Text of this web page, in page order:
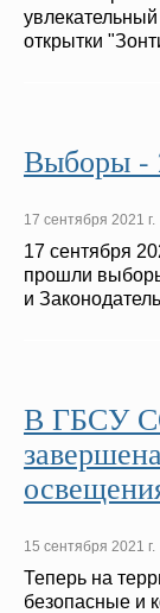
открытки
Выборы -
17 сентября 2021 г.
17 сентября
прошли
и
В ГБСУ
15 сентября 2021 г.
Теперь на
безопаcные и